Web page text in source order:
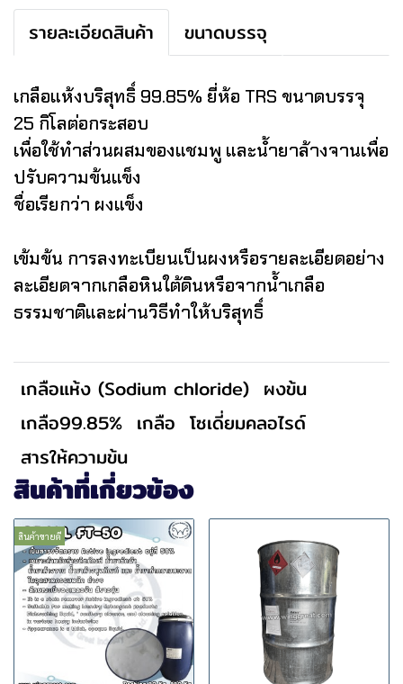
รายละเอียดสินค้า ขนาดบรรจุ
เกลือแห้งบริสุทธิ์ 99.85% ยี่ห้อ TRS ขนาดบรรจุ
25 กิโลต่อกระสอบ
เพื่อใช้ทำส่วนผสมของแชมพู และน้ำยาล้างจานเพื่อ
ปรับความข้นแข็ง
ชื่อเรียกว่า ผงแข็ง
เข้มข้น การลงทะเบียนเป็นผงหรือรายละเอียดอย่าง
ละเอียดจากเกลือหินใต้ดินหรือจากน้ำเกลือ
ธรรมชาติและผ่านวิธีทำให้บริสุทธิ์
เกลือแห้ง (Sodium chloride) ผงข้น
เกลือ99.85% เกลือ โซเดี่ยมคลอไรด์
สารให้ความข้น
สินค้าที่เกี่ยวข้อง
สินค้าขายดี